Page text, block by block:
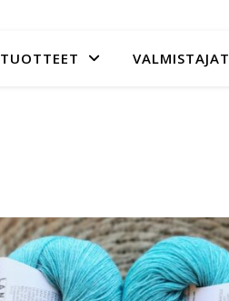
TUOTTEET VALMISTAJAT